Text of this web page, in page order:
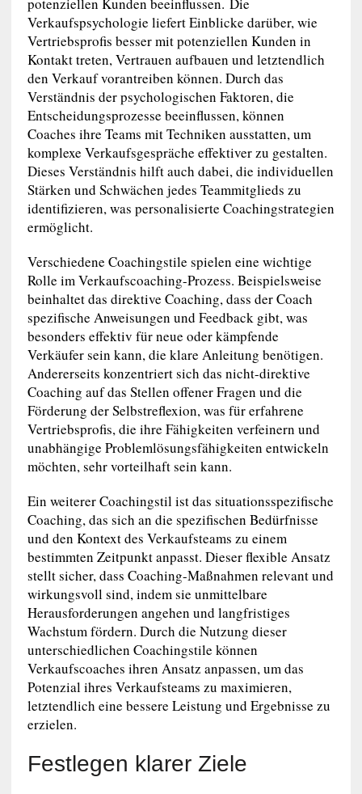
potenziellen Kunden beeinflussen. Die
Verkaufspsychologie liefert Einblicke darüber, wie
Vertriebsprofis besser mit potenziellen Kunden in
Kontakt treten, Vertrauen aufbauen und letztendlich
den Verkauf vorantreiben können. Durch das
Verständnis der psychologischen Faktoren, die
Entscheidungsprozesse beeinflussen, können
Coaches ihre Teams mit Techniken ausstatten, um
komplexe Verkaufsgespräche effektiver zu gestalten.
Dieses Verständnis hilft auch dabei, die individuellen
Stärken und Schwächen jedes Teammitglieds zu
identifizieren, was personalisierte Coachingstrategien
ermöglicht.
Verschiedene Coachingstile spielen eine wichtige
Rolle im Verkaufscoaching-Prozess. Beispielsweise
beinhaltet das direktive Coaching, dass der Coach
spezifische Anweisungen und Feedback gibt, was
besonders effektiv für neue oder kämpfende
Verkäufer sein kann, die klare Anleitung benötigen.
Andererseits konzentriert sich das nicht-direktive
Coaching auf das Stellen offener Fragen und die
Förderung der Selbstreflexion, was für erfahrene
Vertriebsprofis, die ihre Fähigkeiten verfeinern und
unabhängige Problemlösungsfähigkeiten entwickeln
möchten, sehr vorteilhaft sein kann.
Ein weiterer Coachingstil ist das situationsspezifische
Coaching, das sich an die spezifischen Bedürfnisse
und den Kontext des Verkaufsteams zu einem
bestimmten Zeitpunkt anpasst. Dieser flexible Ansatz
stellt sicher, dass Coaching-Maßnahmen relevant und
wirkungsvoll sind, indem sie unmittelbare
Herausforderungen angehen und langfristiges
Wachstum fördern. Durch die Nutzung dieser
unterschiedlichen Coachingstile können
Verkaufscoaches ihren Ansatz anpassen, um das
Potenzial ihres Verkaufsteams zu maximieren,
letztendlich eine bessere Leistung und Ergebnisse zu
erzielen.
Festlegen klarer Ziele